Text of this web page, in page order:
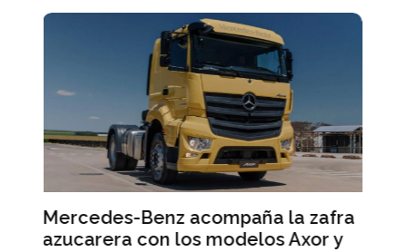
la zafra
Axor y
Smart #2: la marca anticipa
detalles de su nuevo auto